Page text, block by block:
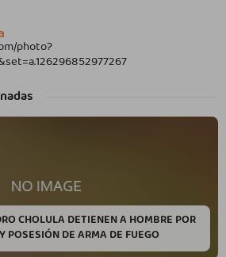
photo?
CHOLULA DETIENEN A HOMBRE POR
POSESIÓN DE ARMA DE FUEGO